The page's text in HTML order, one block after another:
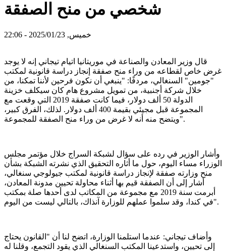
خميس, 2025/01/23 - 22:06
قال وزير المعادن والصناعة في موريتانيا اتيام تيجاني إنه لا يوجد
غرض خاص لقطاعه من وراء منح صفقة إنجاز دراسة قانونية لمكتب
"جومين" السنغالي، مردفًا: "ينبغي أن نكون فرحين لأننا تمكنا، من
خلال شركة أجنبية، من تمويل مشروع هام كان سيكلف خزينة
الدولة 50 ألف دولار، فيما كانت صفقة 2019 التي وقعت مع
المجموعة قبل مجيئي بقيمة 400 ألف دولار. لذلك، الفرق كبير،
ويتضح منه أنه لا غرض من وراء منح الصفقة للمجموعة".
وأشار الوزير في رده على سؤال لشبكة السراج خلال مؤتمر مجلس
الوزراء مساء اليوم، حول ما أثاره التحقيق الذي نشرته الشبكة بشأن
منح وزارته صفقة لإنجاز دراسة قانونية لمكتب جيولوجي سنغالي،
أشار إلى أن الصفقة قيم بها أثناء محاولة تحيين مدونة المعادن،
أبرمت سنة 2019 مع مجموعة من المكاتب لدى أحدها صلة بمكتب
في كندا، وقد سلموا عملهم للوزارة آنذاك، بالتالي ليست من اليوم".
وأضاف تيجاني: عندما استلمنا الوزارة، اتضح لنا أن "القانون يحتاج
إلى تحيين، واستدعينا المكتب السنغالي الذي يقود التجمع، وقلنا له